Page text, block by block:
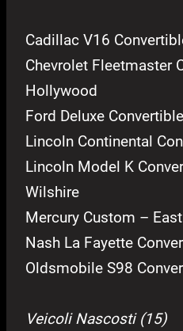
Cadillac V16
Chevrolet Fleetmaster
Hollywood
Ford Deluxe
Lincoln Continental
Lincoln Model K
Wilshire
Mercury Custom –
Nash La Fayette
Oldsmobile S98
Veicoli Nascosti (15)